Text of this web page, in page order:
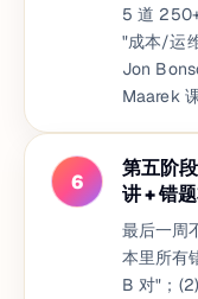
5 道
"成本/运
Jon
Maarek
6
第五阶
讲 + 错
最后一周
本里所有
B 对"；